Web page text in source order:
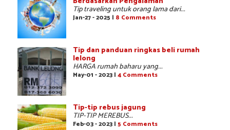
Tip traveling untuk orang lama dari...
Jan-27 - 2025 | 8 Comments
Tip dan panduan ringkas beli rumah
lelong
HARGA rumah baharu yang...
May-01 - 2023 | 4 Comments
Tip-tip rebus jagung
TIP-TIP MEREBUS...
Feb-03 - 2023 | 5 Comments